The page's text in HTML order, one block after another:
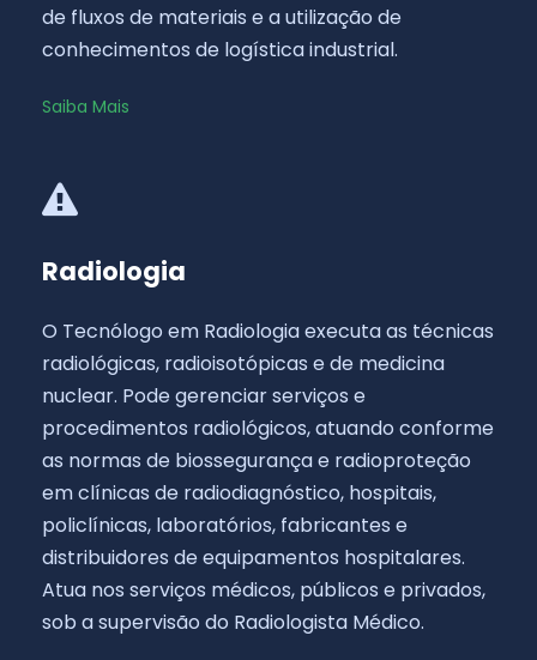
de fluxos de materiais e a utilização de
conhecimentos de logística industrial.
Saiba Mais
Radiologia
O Tecnólogo em Radiologia executa as técnicas
radiológicas, radioisotópicas e de medicina
nuclear. Pode gerenciar serviços e
procedimentos radiológicos, atuando conforme
as normas de biossegurança e radioproteção
em clínicas de radiodiagnóstico, hospitais,
policlínicas, laboratórios, fabricantes e
distribuidores de equipamentos hospitalares.
Atua nos serviços médicos, públicos e privados,
sob a supervisão do Radiologista Médico.